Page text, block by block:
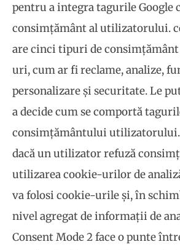
pentru a integra tagurile Google
consimțământ al utilizatorului.
are cinci tipuri de
uri, cum ar fi reclame, analize,
personalizare și securitate. Le
a decide cum se comportă
consimțământului utilizatorului.
dacă un utilizator refuză
utilizarea cookie-urilor de
va folosi cookie-urile și, în
nivel agregat de informații de
Consent Mode 2 face o punte